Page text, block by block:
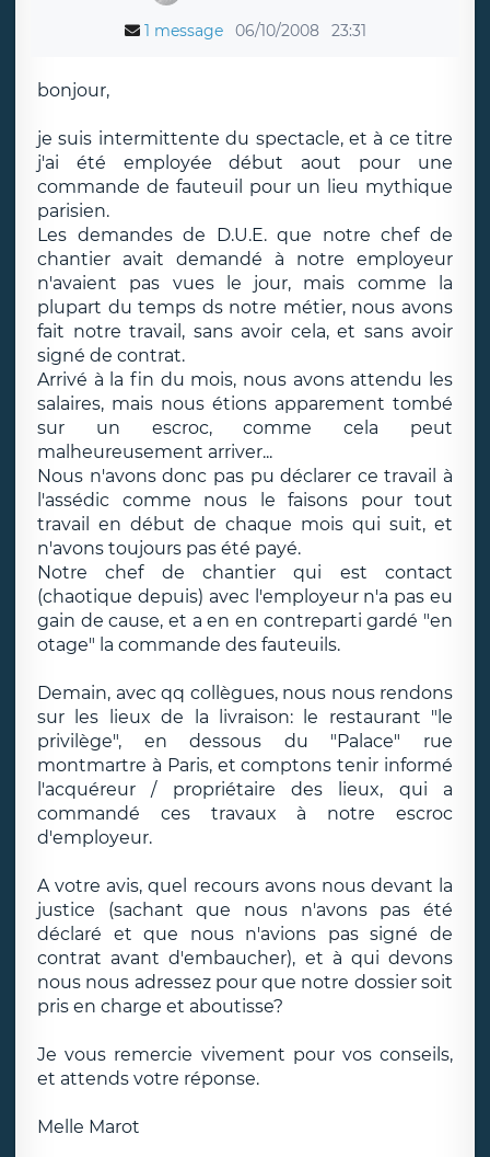
1 message 06/10/2008 23:31
bonjour,
je suis intermittente du spectacle, et à ce titre
j'ai été employée début aout pour une
commande de fauteuil pour un lieu mythique
parisien.
Les demandes de D.U.E. que notre chef de
chantier avait demandé à notre employeur
n'avaient pas vues le jour, mais comme la
plupart du temps ds notre métier, nous avons
fait notre travail, sans avoir cela, et sans avoir
signé de contrat.
Arrivé à la fin du mois, nous avons attendu les
salaires, mais nous étions apparement tombé
sur un escroc, comme cela peut
malheureusement arriver...
Nous n'avons donc pas pu déclarer ce travail à
l'assédic comme nous le faisons pour tout
travail en début de chaque mois qui suit, et
n'avons toujours pas été payé.
Notre chef de chantier qui est contact
(chaotique depuis) avec l'employeur n'a pas eu
gain de cause, et a en en contreparti gardé "en
otage" la commande des fauteuils.
Demain, avec qq collègues, nous nous rendons
sur les lieux de la livraison: le restaurant "le
privilège", en dessous du "Palace" rue
montmartre à Paris, et comptons tenir informé
l'acquéreur / propriétaire des lieux, qui a
commandé ces travaux à notre escroc
d'employeur.
A votre avis, quel recours avons nous devant la
justice (sachant que nous n'avons pas été
déclaré et que nous n'avions pas signé de
contrat avant d'embaucher), et à qui devons
nous nous adressez pour que notre dossier soit
pris en charge et aboutisse?
Je vous remercie vivement pour vos conseils,
et attends votre réponse.
Melle Marot